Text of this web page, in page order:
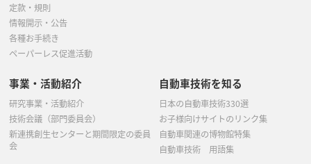
3月(4)
2月
定款・規則
情報開示・公告
各種お手続き
ペーパーレス促進活動
事業・活動紹介
研究事業・活動紹介
技術会議（部門委員会）
新連携創生センターと期間限定の委員
会
自動車技術を知る
日本の自動車技術330選
お子様向けサイトのリンク集
自動車関連の博物館特集
自動車技術 用語集